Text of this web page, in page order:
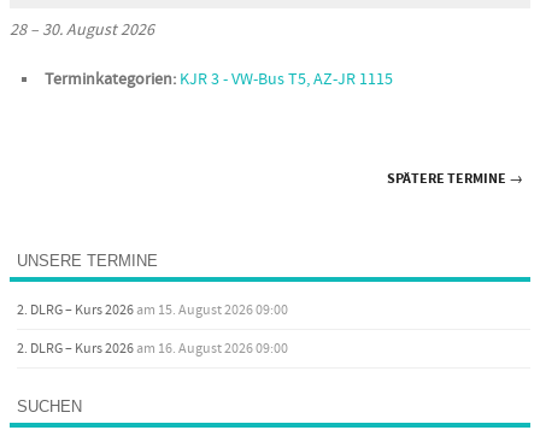
28– 30. August 2026
Terminkategorien: KJR 3 - VW-Bus T5, AZ-JR 1115
SPÄTERE TERMINE →
UNSERE TERMINE
2. DLRG – Kurs 2026am 15. August 2026 09:00
2. DLRG – Kurs 2026am 16. August 2026 09:00
SUCHEN